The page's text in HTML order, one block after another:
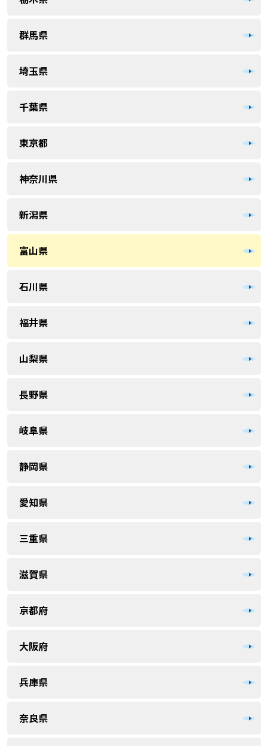
群馬県
埼玉県
千葉県
東京都
神奈川県
新潟県
富山県
石川県
福井県
山梨県
長野県
岐阜県
静岡県
愛知県
三重県
滋賀県
京都府
大阪府
兵庫県
奈良県